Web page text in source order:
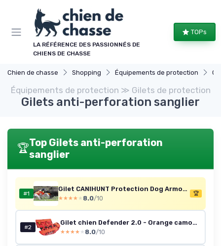
LA RÉFÉRENCE DES PASSIONNÉS DE
CHIENS DE CHASSE
TOPs
Chien de chasse Shopping Équipements de protection
Équipements de protection ≫ Gilets de protection
Gilets anti-perforation sanglier
🏆Top Gilets anti-perforation
sanglier
#1
Gilet CANIHUNT Protection Dog Armor Orange V3 Gilet Anti Perforation des SANGLIERS pour PROTEGER Le Chien (80)
★★★★★
★★★★★ 8.0/10
🏆
#2
Gilet chien Defender 2.0 - Orange camouflage (80)
★★★★★
★★★★★ 8.0/10
Panneau de gestion des cookies